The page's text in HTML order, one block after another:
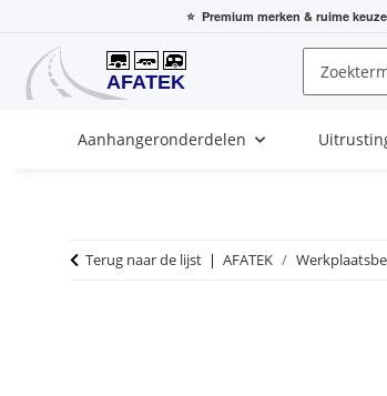
⭐ Premium merken & ruime keuze
Aanhangeronderdelen
Terug naar de lijst AFATEK